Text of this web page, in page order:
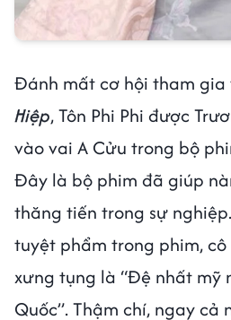
Đánh mất cơ hội tham gia
Hiệp, Tôn Phi Phi được
vào vai A Cửu trong bộ
Đây là bộ phim đã giúp
thăng tiến trong sự
tuyệt phẩm trong phim,
xưng tụng là “Đệ nhất mỹ
Quốc”. Thậm chí, ngay cả